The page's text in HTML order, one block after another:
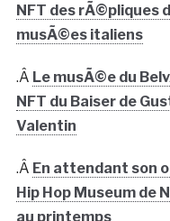
NFT des rÃ©pliques
musÃ©es italiens
.Â Le musÃ©e du
NFT du Baiser de
Valentin
.Â En attendant son
Hip Hop Museum de
au printemps